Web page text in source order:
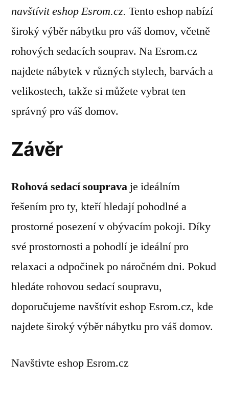
navštívit eshop Esrom.cz. Tento eshop nabízí
široký výběr nábytku pro váš domov, včetně
rohových sedacích souprav. Na Esrom.cz
najdete nábytek v různých stylech, barvách a
velikostech, takže si můžete vybrat ten
správný pro váš domov.
Závěr
Rohová sedací souprava je ideálním
řešením pro ty, kteří hledají pohodlné a
prostorné posezení v obývacím pokoji. Díky
své prostornosti a pohodlí je ideální pro
relaxaci a odpočinek po náročném dni. Pokud
hledáte rohovou sedací soupravu,
doporučujeme navštívit eshop Esrom.cz, kde
najdete široký výběr nábytku pro váš domov.
Navštivte eshop Esrom.cz